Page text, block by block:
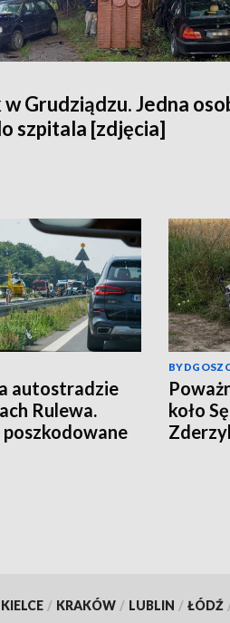
Grudziądzu. Jedna
szpitala [zdjęcia]
autostradzie
Rulewa.
koło
KIELCE / KRAKÓW / LUBLIN / ŁÓDŹ